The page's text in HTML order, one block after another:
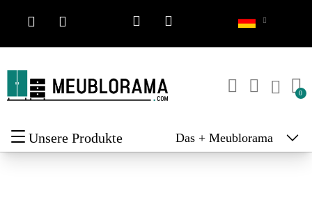
Unsere Produkte Das + Meublorama